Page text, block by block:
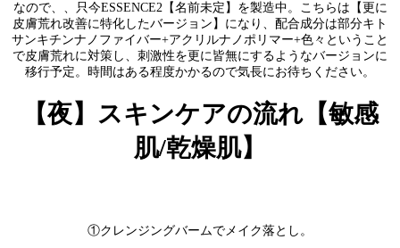
なので、、只今ESSENCE2【名前未定】を製造中。こちらは【更に
皮膚荒れ改善に特化したバージョン】になり、配合成分は部分キト
サンキチンナノファイバー+アクリルナノポリマー+色々ということ
で皮膚荒れに対策し、刺激性を更に皆無にするようなバージョンに
移行予定。時間はある程度かかるので気長にお待ちください。
【夜】スキンケアの流れ【敏感
肌/乾燥肌】
①クレンジングバームでメイク落とし。